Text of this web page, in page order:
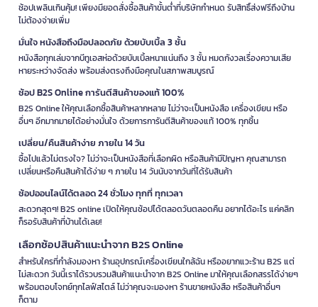
ช้อปเพลินเกินคุ้ม! เพียงมียอดสั่งซื้อสินค้าขั้นต่ำที่บริษัทกำหนด รับสิทธิ์ส่งฟรีถึงบ้าน
ไม่ต้องจ่ายเพิ่ม
มั่นใจ หนังสือถึงมือปลอดภัย ด้วยบับเบิ้ล 3 ชั้น
หนังสือทุกเล่มจากบีทูเอสห่อด้วยบับเบิ้ลหนาแน่นถึง 3 ชั้น หมดกังวลเรื่องความเสีย
หายระหว่างจัดส่ง พร้อมส่งตรงถึงมือคุณในสภาพสมบูรณ์
ช้อป B2S Online การันตีสินค้าของแท้ 100%
B2S Online ให้คุณเลือกซื้อสินค้าหลากหลาย ไม่ว่าจะเป็นหนังสือ เครื่องเขียน หรือ
อื่นๆ อีกมากมายได้อย่างมั่นใจ ด้วยการการันตีสินค้าของแท้ 100% ทุกชิ้น
เปลี่ยน/คืนสินค้าง่าย ภายใน 14 วัน
ซื้อไปแล้วไม่ตรงใจ? ไม่ว่าจะเป็นหนังสือที่เลือกผิด หรือสินค้ามีปัญหา คุณสามารถ
เปลี่ยนหรือคืนสินค้าได้ง่าย ๆ ภายใน 14 วันนับจากวันที่ได้รับสินค้า
ช้อปออนไลน์ได้ตลอด 24 ชั่วโมง ทุกที่ ทุกเวลา
สะดวกสุดๆ! B2S online เปิดให้คุณช้อปได้ตลอดวันตลอดคืน อยากได้อะไร แค่คลิก
ก็รอรับสินค้าที่บ้านได้เลย!
เลือกช้อปสินค้าแนะนำจาก B2S Online
สำหรับใครที่กำลังมองหา ร้านอุปกรณ์เครื่องเขียนใกล้ฉัน หรืออยากแวะร้าน B2S แต่
ไม่สะดวก วันนี้เราได้รวบรวมสินค้าแนะนำจาก B2S Online มาให้คุณเลือกสรรได้ง่ายๆ
พร้อมตอบโจทย์ทุกไลฟ์สไตล์ ไม่ว่าคุณจะมองหา ร้านขายหนังสือ หรือสินค้าอื่นๆ
ก็ตาม